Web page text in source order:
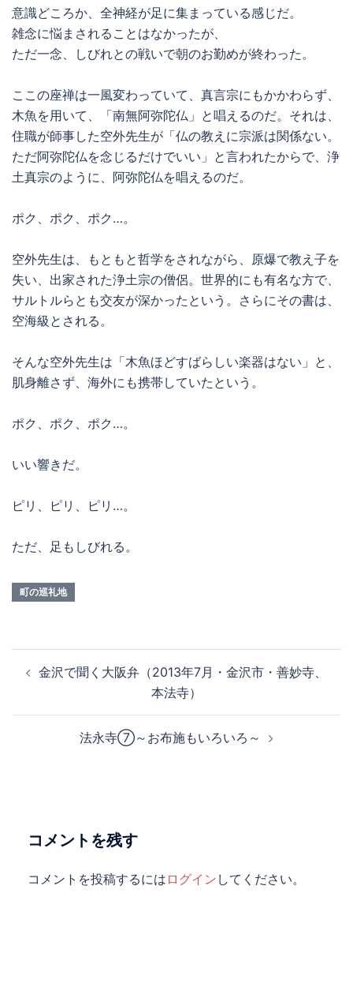
意識どころか、全神経が足に集まっている感じだ。
雑念に悩まされることはなかったが、
ただ一念、しびれとの戦いで朝のお勤めが終わった。
ここの座禅は一風変わっていて、真言宗にもかかわらず、
木魚を用いて、「南無阿弥陀仏」と唱えるのだ。それは、
住職が師事した空外先生が「仏の教えに宗派は関係ない。
ただ阿弥陀仏を念じるだけでいい」と言われたからで、浄
土真宗のように、阿弥陀仏を唱えるのだ。
ポク、ポク、ポク…。
空外先生は、もともと哲学をされながら、原爆で教え子を
失い、出家された浄土宗の僧侶。世界的にも有名な方で、
サルトルらとも交友が深かったという。さらにその書は、
空海級とされる。
そんな空外先生は「木魚ほどすばらしい楽器はない」と、
肌身離さず、海外にも携帯していたという。
ポク、ポク、ポク…。
いい響きだ。
ピリ、ピリ、ピリ…。
ただ、足もしびれる。
町の巡礼地
稿
ン
金沢で聞く大阪弁（2013年7月・金沢市・善妙寺、
本法寺）
法永寺⑦～お布施もいろいろ～
コメントを残す
コメントを投稿するには ログイン してください。